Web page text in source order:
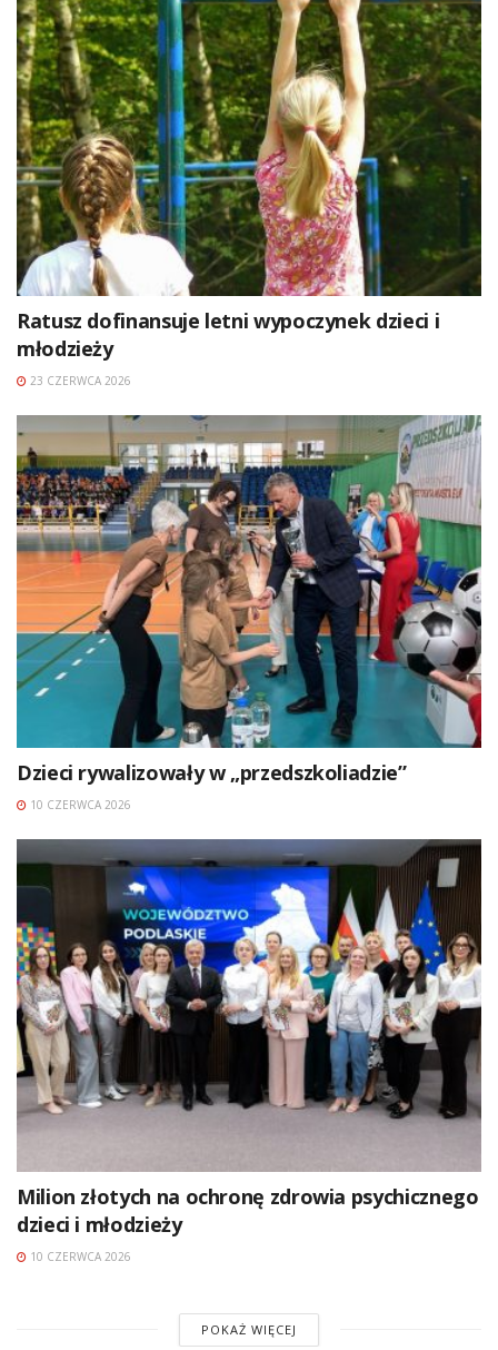
Ratusz dofinansuje letni wypoczynek dzieci i
młodzieży
23 CZERWCA 2026
Dzieci rywalizowały w „przedszkoliadzie”
10 CZERWCA 2026
Milion złotych na ochronę zdrowia psychicznego
dzieci i młodzieży
10 CZERWCA 2026
POKAŻ WIĘCEJ